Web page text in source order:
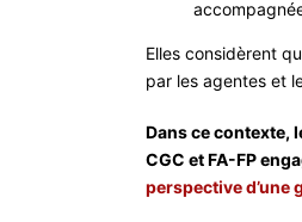
Elles considèrent
par les agentes et
Dans ce contexte,
CGC et FA-FP
perspective d’une